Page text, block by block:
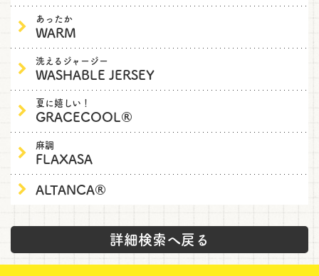
あったか
WARM
洗えるジャージー
WASHABLE JERSEY
夏に嬉しい！
GRACECOOL®
麻調
FLAXASA
ALTANCA®
詳細検索へ戻る